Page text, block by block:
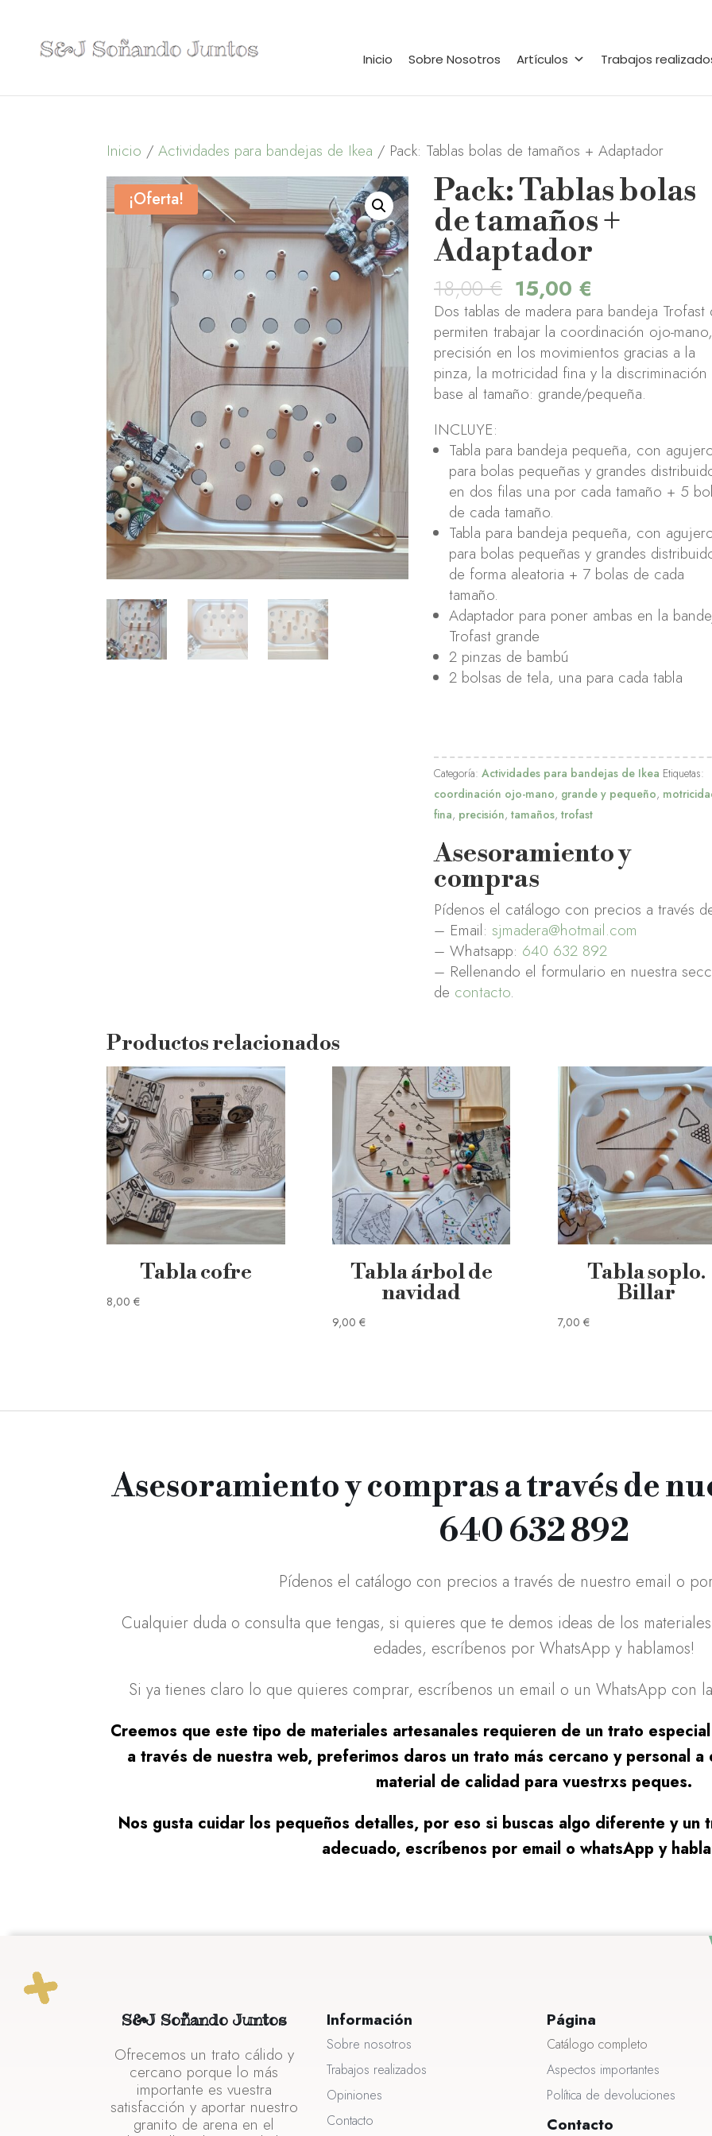
Inicio Sobre Nosotros Artículos Trabajos
Inicio /Actividades para bandejas de Ikea / Pack: Tablas bolas de tamaños + Adaptador
¡Oferta!
Pack: Tablas bolas
de tamaños +
Adaptador
18,00€ El
precio
original
era:
18,00 €.
15,00 €
precio
actual
es:
15,00 €.
Dos tablas de madera para bandeja Trofast
permiten trabajar la coordinación ojo-
precisión en los movimientos gracias a la
pinza, la motricidad fina y la discriminación
base al tamaño: grande/pequeña.
INCLUYE:
Tabla para bandeja pequeña, con
para bolas pequeñas y grandes
en dos filas una por cada tamaño + 5
de cada tamaño.
Tabla para bandeja pequeña, con
para bolas pequeñas y grandes
de forma aleatoria + 7 bolas de cada
tamaño.
Adaptador para poner ambas en la
Trofast grande
2 pinzas de bambú
2 bolsas de tela, una para cada tabla
Categoría:Actividades para bandejas de Ikea Etiquetas:
coordinación ojo-mano, grande y pequeño,
fina, precisión,tamaños,trofast
Asesoramiento y
compras
Pídenos el catálogo con precios a través
– Email: sjmadera@hotmail.com
– Whatsapp: 640 632 892
– Rellenando el formulario en nuestra
de contacto.
Productos relacionados
Tabla cofre
8,00€
Tabla árbol de
navidad
9,00 €
Tabla soplo.
Billar
7,00 €
Asesoramiento y compras a través de
640 632 892
Pídenos el catálogo con precios a través de nuestro email o
Cualquier duda o consulta que tengas, si quieres que te demos ideas de los
edades, escríbenos por WhatsApp y hablamos!
Si ya tienes claro lo que quieres comprar, escríbenos un email o un WhatsApp con
Creemos que este tipo de materiales artesanales requieren de un trato
a través de nuestra web, preferimos daros un trato más cercano y personal
material de calidad para vuestrxs peques.
Nos gusta cuidar los pequeños detalles, por eso si buscas algo diferente y un
adecuado, escríbenos por email o whatsApp y
S&J Soñando Juntos
Ofrecemos un trato cálido y
cercano porque lo más
importante es vuestra
satisfacción y aportar nuestro
granito de arena en el
Información
Sobre nosotros
Trabajos realizados
Opiniones
Contacto
Página
Catálogo completo
Aspectos importantes
Política de devoluciones
Contacto